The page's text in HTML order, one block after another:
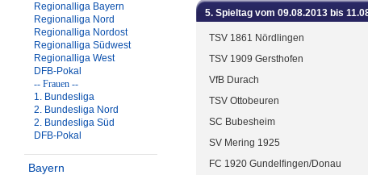
Regionalliga Bayern
Regionalliga Nord
Regionalliga Nordost
Regionalliga Südwest
Regionalliga West
DFB-Pokal
-- Frauen --
1. Bundesliga
2. Bundesliga Nord
2. Bundesliga Süd
DFB-Pokal
Bayern
5. Spieltag vom 09.08.2013 bis
TSV 1861 Nördlingen
TSV 1909 Gersthofen
VfB Durach
TSV Ottobeuren
SC Bubesheim
SV Mering 1925
FC 1920 Gundelfingen/Donau